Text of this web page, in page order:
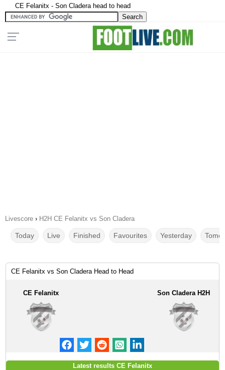
CE Felanitx - Son Cladera head to head
Livescore › H2H CE Felanitx vs Son Cladera
Today Live Finished Favourites Yesterday
CE Felanitx vs Son Cladera Head to Head
CE Felanitx Son Cladera H2H
Latest results CE Felanitx